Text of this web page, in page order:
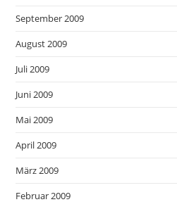
September 2009
August 2009
Juli 2009
Juni 2009
Mai 2009
April 2009
März 2009
Februar 2009